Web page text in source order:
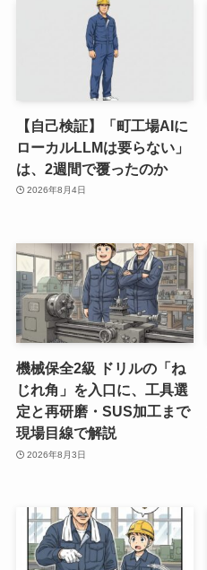
【自己検証】「町工場AIに
ローカルLLMは要らない」
は、2週間で覆ったのか
2026年8月4日
機械保全2級 ドリルの「ね
じれ角」を入口に、工具選
定と再研磨・SUS加工まで
現場目線で解説
2026年8月3日